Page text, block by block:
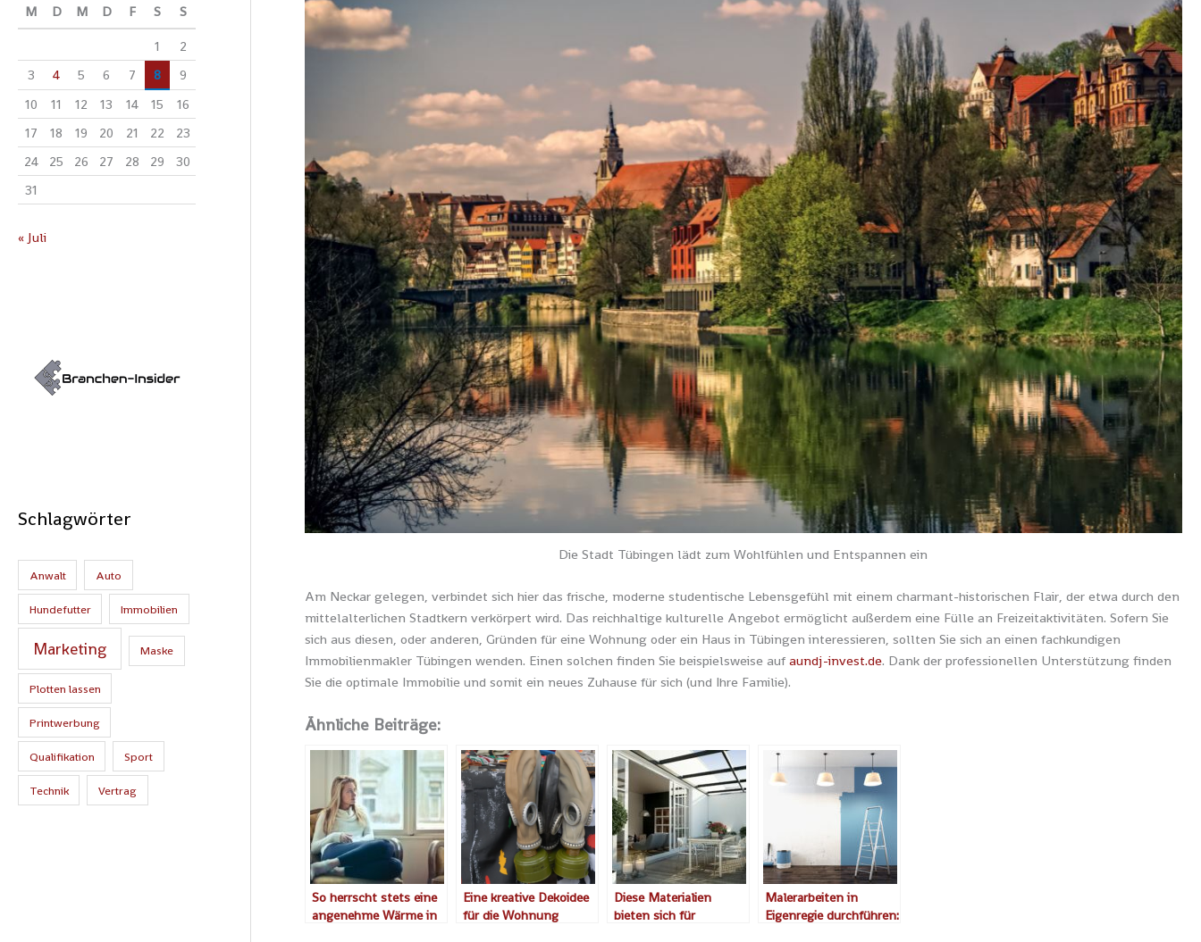
M D M D F S S
1
2
3
4 5 6 7 8
9
10
11 12 13 14 15
16
17
18 19 20 21 22
23
24
25 26 27 28 29
30
31
« Juli
Schlagwörter
Anwalt Auto
Hundefutter Immobilien
Marketing Maske
Plotten lassen
Printwerbung
Qualifikation Sport
Technik Vertrag
Die Stadt Tübingen lädt zum Wohlfühlen und Entspannen ein
Am Neckar gelegen, verbindet sich hier das frische, moderne studentische Lebensgefühl mit einem charmant-historischen Flair, der etwa durch den
mittelalterlichen Stadtkern verkörpert wird. Das reichhaltige kulturelle Angebot ermöglicht außerdem eine Fülle an Freizeitaktivitäten. Sofern Sie
sich aus diesen, oder anderen, Gründen für eine Wohnung oder ein Haus in Tübingen interessieren, sollten Sie sich an einen fachkundigen
Immobilienmakler Tübingen wenden. Einen solchen finden Sie beispielsweise auf aundj-invest.de. Dank der professionellen Unterstützung finden
Sie die optimale Immobilie und somit ein neues Zuhause für sich (und Ihre Familie).
Ähnliche Beiträge:
So herrscht stets eine
angenehme Wärme in
Eine kreative Dekoidee
für die Wohnung
Diese Materialien
bieten sich für
Malerarbeiten in
Eigenregie durchführen: